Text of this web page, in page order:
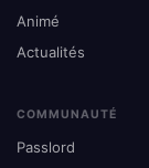
Animé
Actualités
COMMUNAUTÉ
Passlord